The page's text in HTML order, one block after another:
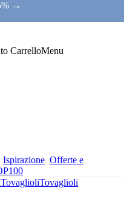
→
CarrelloMenu
Ispirazione Offerte e
TovaglioliTovaglioli